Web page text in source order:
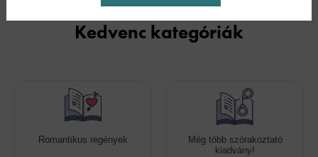
Kedvenc kategóriák
Romantikus regények
Még több szórakoztató
kiadvány!